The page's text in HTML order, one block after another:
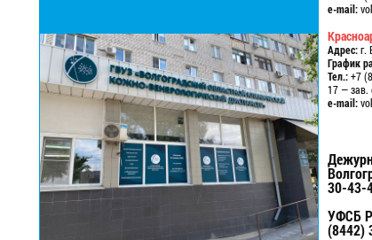
e-mail:
Адрес:г.
График
Тел.:+7
17 — зав.
e-mail:
30-43-
УФСБ
(8442)